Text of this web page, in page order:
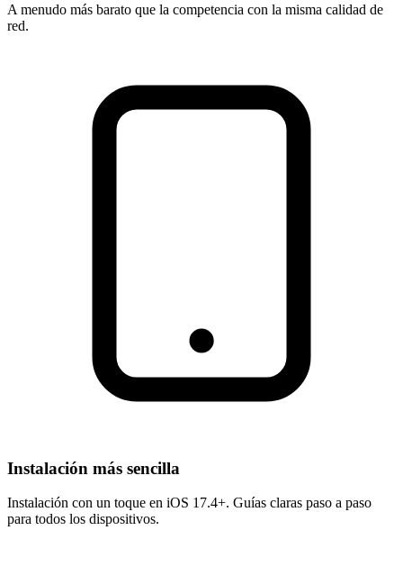
A menudo más barato que la competencia con la misma calidad de
red.
Instalación más sencilla
Instalación con un toque en iOS 17.4+. Guías claras paso a paso
para todos los dispositivos.